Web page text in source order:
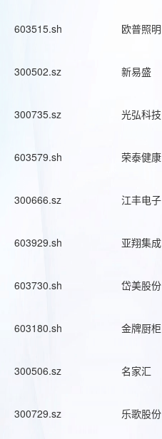
603515.sh 欧普照明
300502.sz 新易盛
300735.sz 光弘科技
603579.sh 荣泰健康
300666.sz 江丰电子
603929.sh 亚翔集成
603730.sh 岱美股份
603180.sh 金牌厨柜
300506.sz 名家汇
300729.sz 乐歌股份